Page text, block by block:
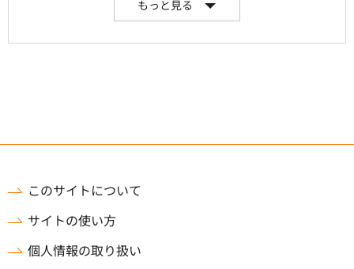
もっと見る
このサイトについて
サイトの使い方
個人情報の取り扱い